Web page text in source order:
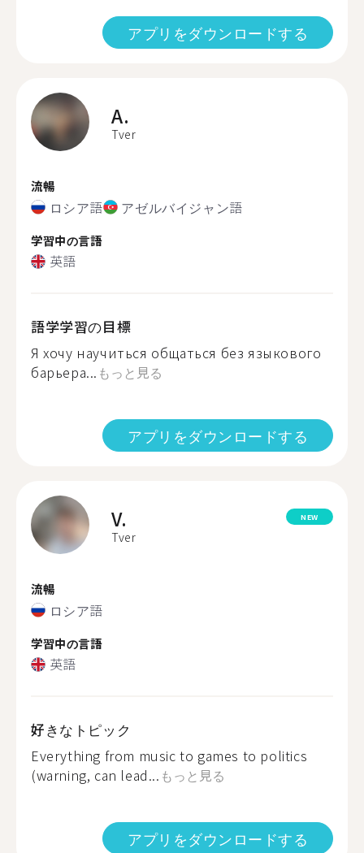
アプリをダウンロードする
A.
Tver
流暢
ロシア語 アゼルバイジャン語
学習中の言語
英語
語学学習の目標
Я хочу научиться общаться без языкового
барьера... もっと見る
アプリをダウンロードする
V.
Tver
NEW
流暢
ロシア語
学習中の言語
英語
好きなトピック
Everything from music to games to politics
(warning, can lead... もっと見る
アプリをダウンロードする